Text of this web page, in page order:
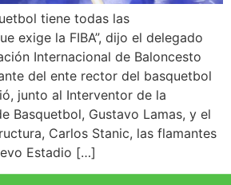
tiene todas las
exige la FIBA”, dijo el delegado
Internacional de Baloncesto
del ente rector del basquetbol
junto al Interventor de la
Basquetbol, Gustavo Lamas, y el
Carlos Stanic, las flamantes
Estadio […]